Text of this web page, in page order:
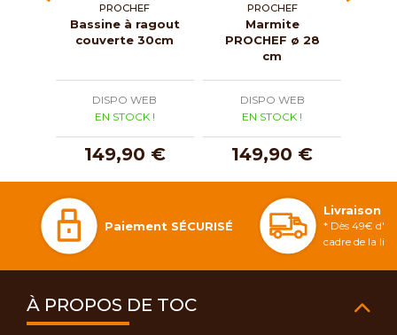
PROCHEF
Bassine à ragout
couverte 30cm
DISPO WEB
EN STOCK !
149,90 €
PROCHEF
Marmite
PROCHEF ø 28
cm
DISPO WEB
EN STOCK !
149,90 €
Paiement SÉCURISÉ
Livraison
* Dès 49€
cadre de la
À PROPOS DE TOC